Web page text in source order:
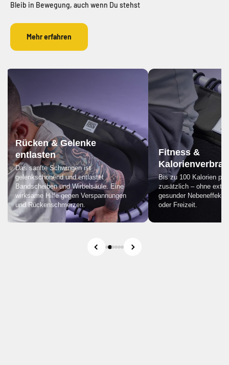
Bleib in Bewegung, auch wenn Du stehst
Mehr erfahren
Rücken & Gelenke
entlasten
Das sanfte Schwingen ist
gelenkschonend und entlastet
Bandscheiben und Wirbelsäule. Eine
wirksame Hilfe gegen Verspannungen
und Rückenschmerzen.
Fitness &
Bis zu 100 Kalorien
zusätzlich – ohne
gesunder Nebeneffekt
oder Freizeit.